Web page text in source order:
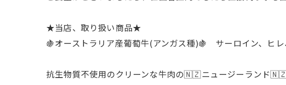
★当店、取り扱い商品★
🍇オーストラリア産葡萄牛(アンガス種)🍇 サーロイン、ヒ
抗生物質不使用のクリーンな牛肉の🇳🇿ニュージーランド